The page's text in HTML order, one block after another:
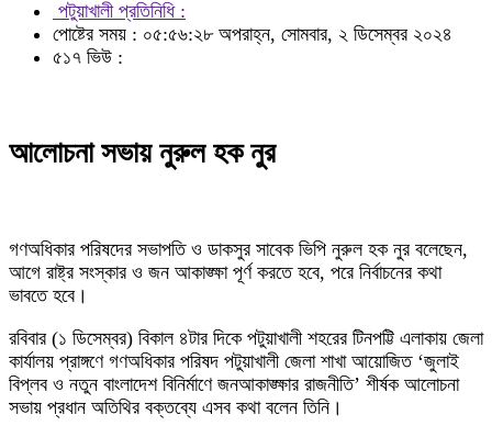
পটুয়াখালী প্রতিনিধি :
পোষ্টের সময় : ০৫:৫৬:২৮ অপরাহ্ন, সোমবার, ২ ডিসেম্বর ২০২৪
৫১৭ ভিউ :
আলোচনা সভায় নুরুল হক নুর
গণঅধিকার পরিষদের সভাপতি ও ডাকসুর সাবেক ভিপি নুরুল হক নুর বলেছেন,
আগে রাষ্ট্র সংস্কার ও জন আকাঙ্ক্ষা পূর্ণ করতে হবে, পরে নির্বাচনের কথা
ভাবতে হবে।
রবিবার (১ ডিসেম্বর) বিকাল ৪টার দিকে পটুয়াখালী শহরের টিনপট্টি এলাকায় জেলা
কার্যালয় প্রাঙ্গণে গণঅধিকার পরিষদ পটুয়াখালী জেলা শাখা আয়োজিত ‘জুলাই
বিপ্লব ও নতুন বাংলাদেশ বিনির্মাণে জনআকাঙ্ক্ষার রাজনীতি’ শীর্ষক আলোচনা
সভায় প্রধান অতিথির বক্তব্যে এসব কথা বলেন তিনি।